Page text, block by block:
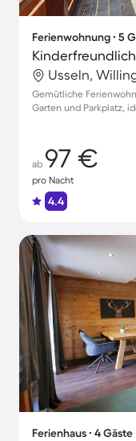
Ferienwohnung ∙ 5
Usseln,
Gemütliche
Garten und Parkplatz,
ab 97 €
pro Nacht
4.4
Ferienhaus ∙ 4